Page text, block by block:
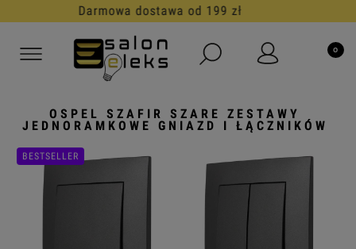
30 dni na darmowy zwrot
OSPEL SZAFIR SZARE ZESTAWY
JEDNORAMKOWE GNIAZD I ŁĄCZNIKÓW
BESTSELLER